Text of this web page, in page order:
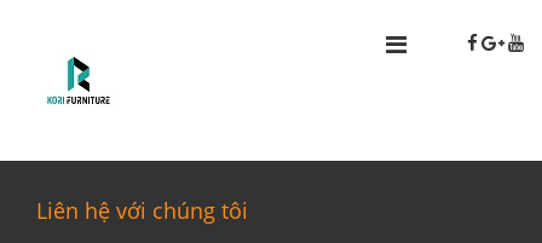
Liên hệ với chúng tôi